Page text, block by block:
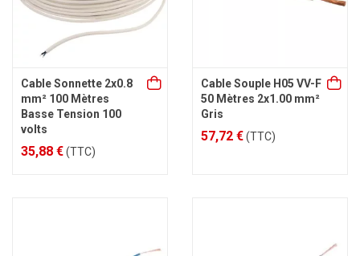
Cable Sonnette 2x0.8
mm² 100 Mètres
Basse Tension 100
volts
35,88 €(TTC)
Cable Souple H05 VV-F
50 Mètres 2x1.00 mm²
Gris
57,72 €(TTC)